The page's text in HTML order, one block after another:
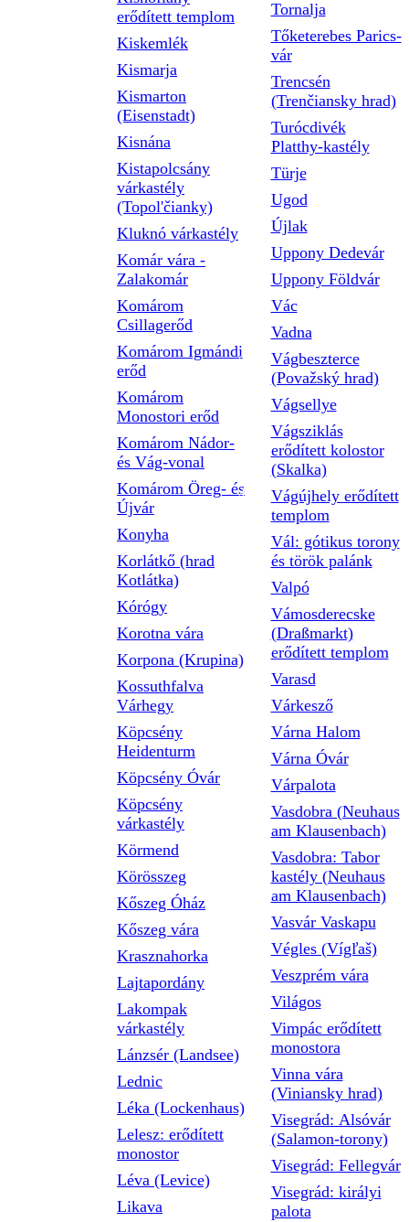
erődített templom
Kiskemlék
Kismarja
Kismarton
(Eisenstadt)
Kisnána
Kistapolcsány
várkastély
(Topol'čianky)
Kluknó várkastély
Komár vára -
Zalakomár
Komárom
Csillagerőd
Komárom Igmándi
erőd
Komárom
Monostori erőd
Komárom Nádor-
és Vág-vonal
Komárom Öreg- és
Újvár
Konyha
Korlátkő (hrad
Kotlátka)
Kórógy
Korotna vára
Korpona (Krupina)
Kossuthfalva
Várhegy
Köpcsény
Heidenturm
Köpcsény Óvár
Köpcsény
várkastély
Körmend
Körösszeg
Kőszeg Óház
Kőszeg vára
Krasznahorka
Lajtapordány
Lakompak
várkastély
Lánzsér (Landsee)
Lednic
Léka (Lockenhaus)
Lelesz: erődített
monostor
Léva (Levice)
Likava
Tornalja
Tőketerebes Parics-
vár
Trencsén
(Trenčiansky hrad)
Turócdivék
Platthy-kastély
Türje
Ugod
Újlak
Uppony Dedevár
Uppony Földvár
Vác
Vadna
Vágbeszterce
(Považský hrad)
Vágsellye
Vágsziklás
erődített kolostor
(Skalka)
Vágújhely erődített
templom
Vál: gótikus torony
és török palánk
Valpó
Vámosderecske
(Draßmarkt)
erődített templom
Varasd
Várkesző
Várna Halom
Várna Óvár
Várpalota
Vasdobra (Neuhaus
am Klausenbach)
Vasdobra: Tabor
kastély (Neuhaus
am Klausenbach)
Vasvár Vaskapu
Végles (Vígľaš)
Veszprém vára
Világos
Vimpác erődített
monostora
Vinna vára
(Viniansky hrad)
Visegrád: Alsóvár
(Salamon-torony)
Visegrád: Fellegvár
Visegrád: királyi
palota